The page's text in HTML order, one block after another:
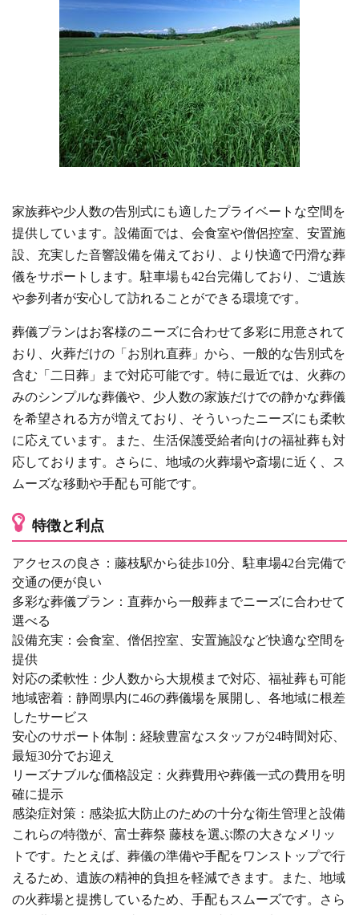
家族葬や少人数の告別式にも適したプライベートな空間を
提供しています。設備面では、会食室や僧侶控室、安置施
設、充実した音響設備を備えており、より快適で円滑な葬
儀をサポートします。駐車場も42台完備しており、ご遺族
や参列者が安心して訪れることができる環境です。
葬儀プランはお客様のニーズに合わせて多彩に用意されて
おり、火葬だけの「お別れ直葬」から、一般的な告別式を
含む「二日葬」まで対応可能です。特に最近では、火葬の
みのシンプルな葬儀や、少人数の家族だけでの静かな葬儀
を希望される方が増えており、そういったニーズにも柔軟
に応えています。また、生活保護受給者向けの福祉葬も対
応しております。さらに、地域の火葬場や斎場に近く、ス
ムーズな移動や手配も可能です。
特徴と利点
アクセスの良さ：藤枝駅から徒歩10分、駐車場42台完備で
交通の便が良い
多彩な葬儀プラン：直葬から一般葬までニーズに合わせて
選べる
設備充実：会食室、僧侶控室、安置施設など快適な空間を
提供
対応の柔軟性：少人数から大規模まで対応、福祉葬も可能
地域密着：静岡県内に46の葬儀場を展開し、各地域に根差
したサービス
安心のサポート体制：経験豊富なスタッフが24時間対応、
最短30分でお迎え
リーズナブルな価格設定：火葬費用や葬儀一式の費用を明
確に提示
感染症対策：感染拡大防止のための十分な衛生管理と設備
これらの特徴が、富士葬祭 藤枝を選ぶ際の大きなメリッ
トです。たとえば、葬儀の準備や手配をワンストップで行
えるため、遺族の精神的負担を軽減できます。また、地域
の火葬場と提携しているため、手配もスムーズです。さら